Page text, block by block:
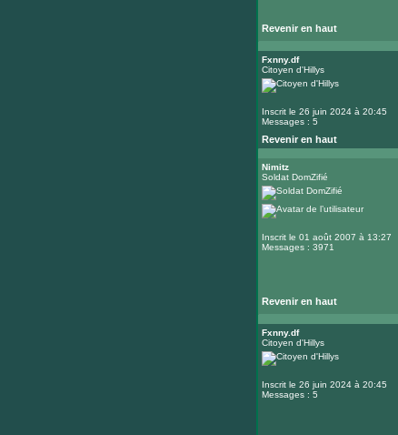
Revenir en haut
Fxnny.df
Citoyen d'Hillys
Inscrit le 26 juin 2024 à 20:45
Messages : 5
Revenir en haut
Nimitz
Soldat DomZifié
Inscrit le 01 août 2007 à 13:27
Messages : 3971
Revenir en haut
Fxnny.df
Citoyen d'Hillys
Inscrit le 26 juin 2024 à 20:45
Messages : 5